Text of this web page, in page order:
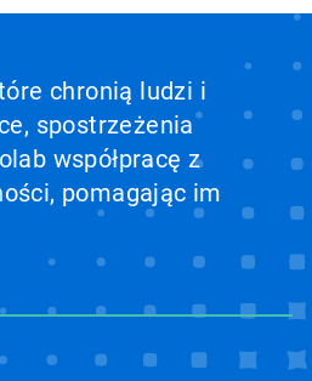
chronią ludzi i
spostrzeżenia
współpracę z
pomagając im